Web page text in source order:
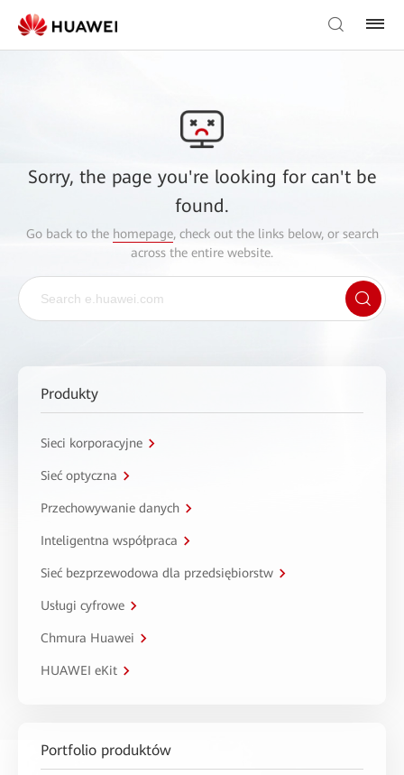
Sorry, the page you're looking for can't be
found.
Go back to the homepage, check out the links below, or search
across the entire website.
Produkty
Sieci korporacyjne
Sieć optyczna
Przechowywanie danych
Inteligentna współpraca
Sieć bezprzewodowa dla przedsiębiorstw
Usługi cyfrowe
Chmura Huawei
HUAWEI eKit
Portfolio produktów